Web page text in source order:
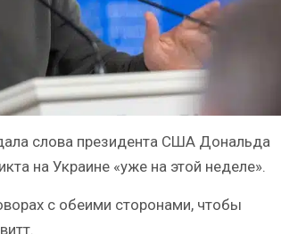
слова президента США Дональда
на Украине «уже на этой неделе».
с обеими сторонами, чтобы